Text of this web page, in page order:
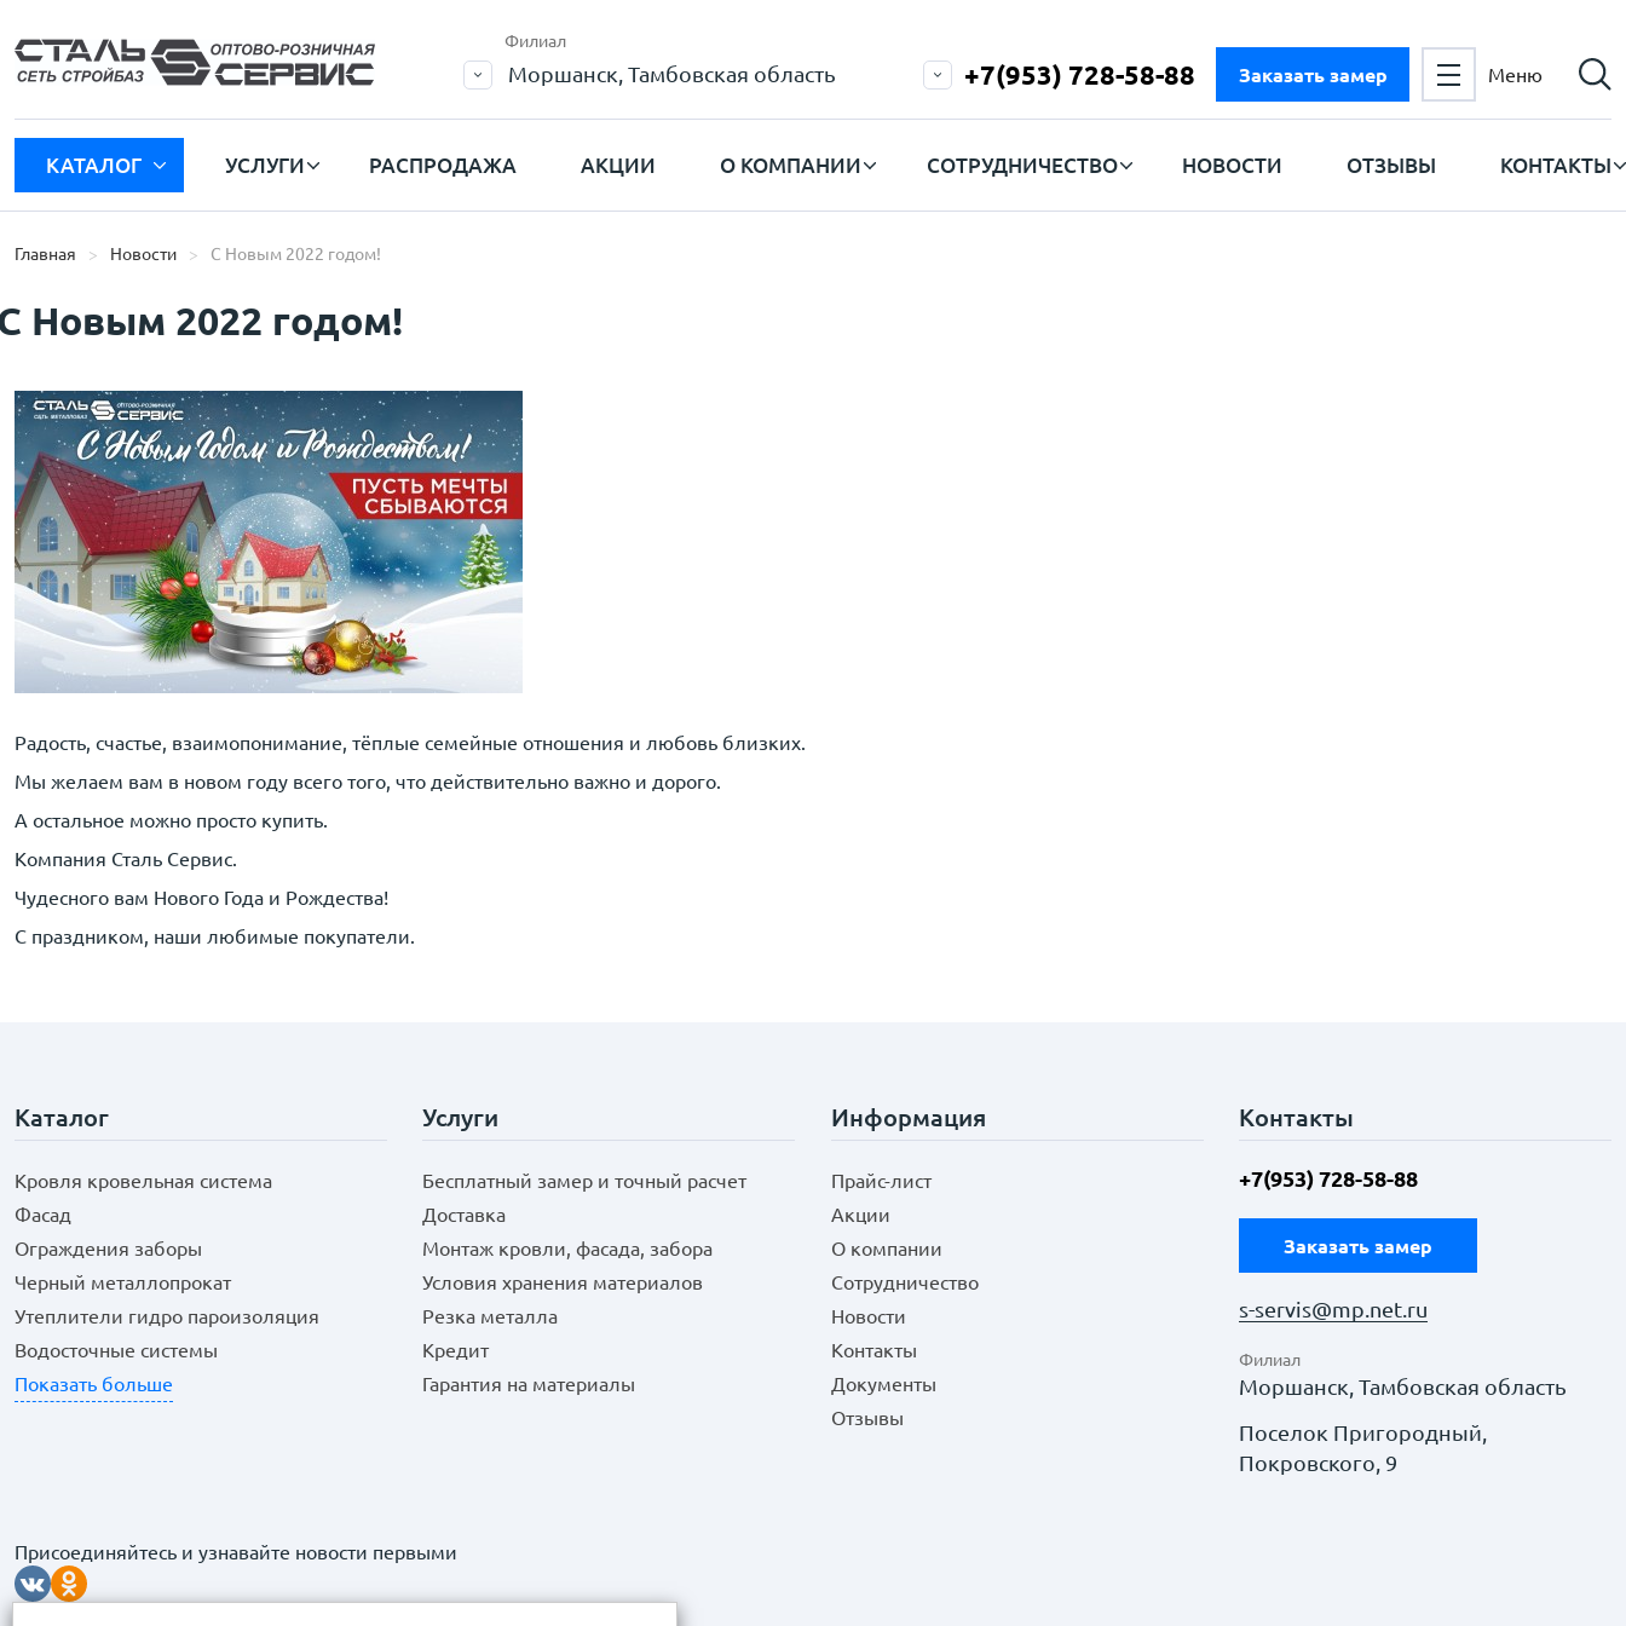
Филиал
Моршанск, Тамбовская область +7(953) 728-58-88 Заказать замер Меню
КАТАЛОГ УСЛУГИ РАСПРОДАЖА АКЦИИ О КОМПАНИИ СОТРУДНИЧЕСТВО НОВОСТИ ОТЗЫВЫ КОНТАКТЫ
Главная Новости С Новым 2022 годом!
Новым 2022 годом!
Радость, счастье, взаимопонимание, тёплые семейные отношения и любовь близких.
Мы желаем вам в новом году всего того, что действительно важно и дорого.
А остальное можно просто купить.
Компания Сталь Сервис.
Чудесного вам Нового Года и Рождества!
С праздником, наши любимые покупатели.
Каталог
Кровля кровельная система
Фасад
Ограждения заборы
Черный металлопрокат
Утеплители гидро пароизоляция
Водосточные системы
Показать больше
Услуги
Бесплатный замер и точный расчет
Доставка
Монтаж кровли, фасада, забора
Условия хранения материалов
Резка металла
Кредит
Гарантия на материалы
Информация
Прайс-лист
Акции
О компании
Сотрудничество
Новости
Контакты
Документы
Отзывы
Контакты
+7(953) 728-58-88
Заказать замер
s-servis@mp.net.ru
Филиал
Моршанск, Тамбовская область
Поселок Пригородный,
Покровского, 9
Присоединяйтесь и узнавайте новости первыми